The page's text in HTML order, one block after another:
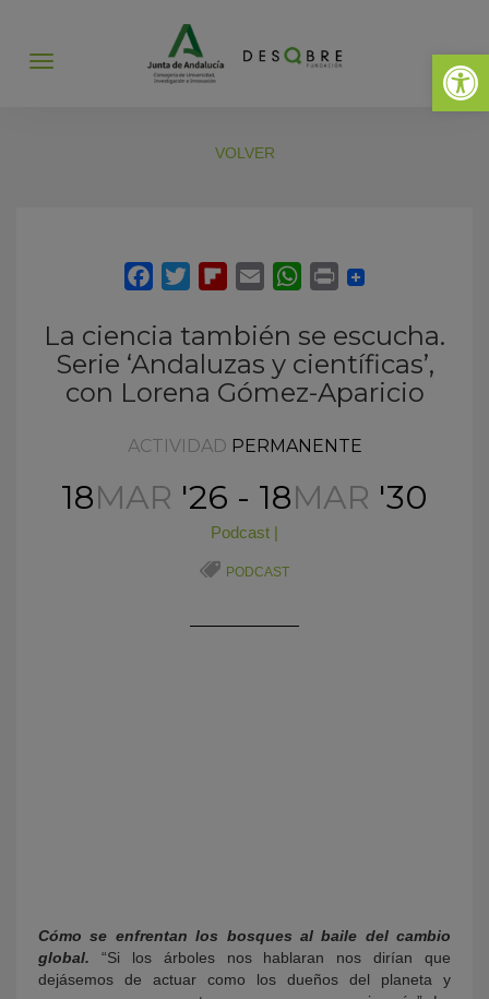
Abrir
Abrir
VOLVER
La ciencia también se escucha.
Serie ‘Andaluzas y científicas’,
con Lorena Gómez-Aparicio
ACTIVIDAD PERMANENTE
18MAR '26 - 18MAR '30
Podcast |
PODCAST
Cómo se enfrentan los bosques al baile del cambio
global.
“Si los árboles nos hablaran nos dirían que
dejásemos de actuar como los dueños del planeta y